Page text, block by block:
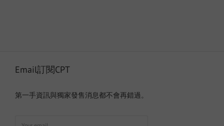
Email訂閱CPT
第一手資訊與獨家發售消息都不會再錯過。